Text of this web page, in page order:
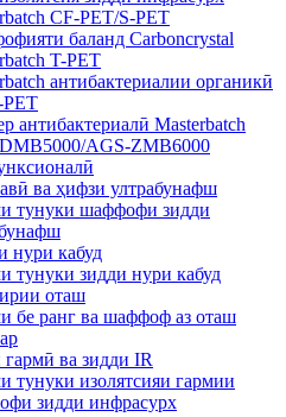
CF-PET/S-PET
баланд Carboncrystal
T-PET
антибактериалии органикӣ
антибактериалӣ Masterbatch
AGS-ZMB6000
ва ҳифзи ултрабунафш
тунуки шаффофи зидди
нури кабуд
тунуки зидди нури кабуд
оташ
бе ранг ва шаффоф аз оташ
гармӣ ва зидди IR
тунуки изолятсияи гармии
зидди инфрасурх